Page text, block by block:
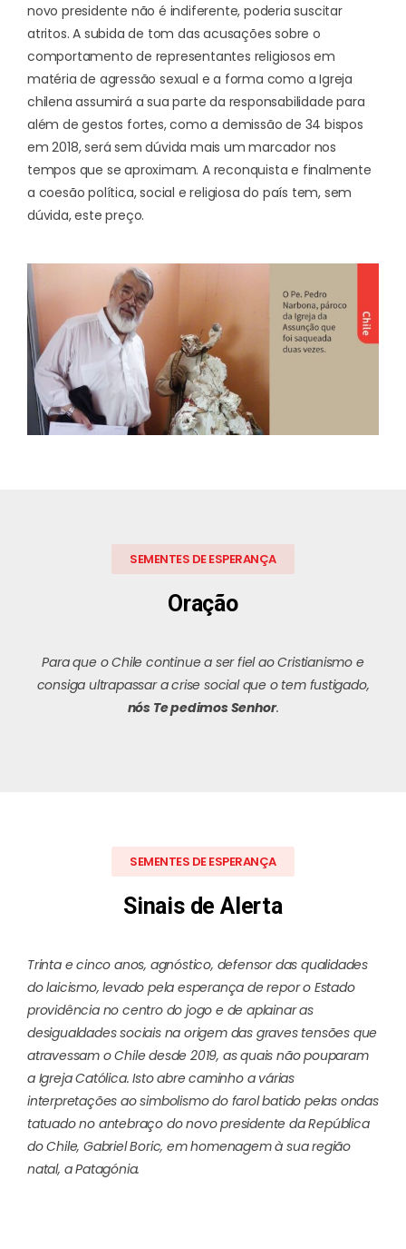
novo presidente não é indiferente, poderia suscitar
atritos. A subida de tom das acusações sobre o
comportamento de representantes religiosos em
matéria de agressão sexual e a forma como a Igreja
chilena assumirá a sua parte da responsabilidade para
além de gestos fortes, como a demissão de 34 bispos
em 2018, será sem dúvida mais um marcador nos
tempos que se aproximam. A reconquista e finalmente
a coesão política, social e religiosa do país tem, sem
dúvida, este preço.
SEMENTES DE ESPERANÇA
Oração
Para que o Chile continue a ser fiel ao Cristianismo e
consiga ultrapassar a crise social que o tem fustigado,
nós Te pedimos Senhor.
SEMENTES DE ESPERANÇA
Sinais de Alerta
Trinta e cinco anos, agnóstico, defensor das qualidades
do laicismo, levado pela esperança de repor o Estado
providência no centro do jogo e de aplainar as
desigualdades sociais na origem das graves tensões que
atravessam o Chile desde 2019, as quais não pouparam
a Igreja Católica. Isto abre caminho a várias
interpretações ao simbolismo do farol batido pelas ondas
tatuado no antebraço do novo presidente da República
do Chile, Gabriel Boric, em homenagem à sua região
natal, a Patagónia.